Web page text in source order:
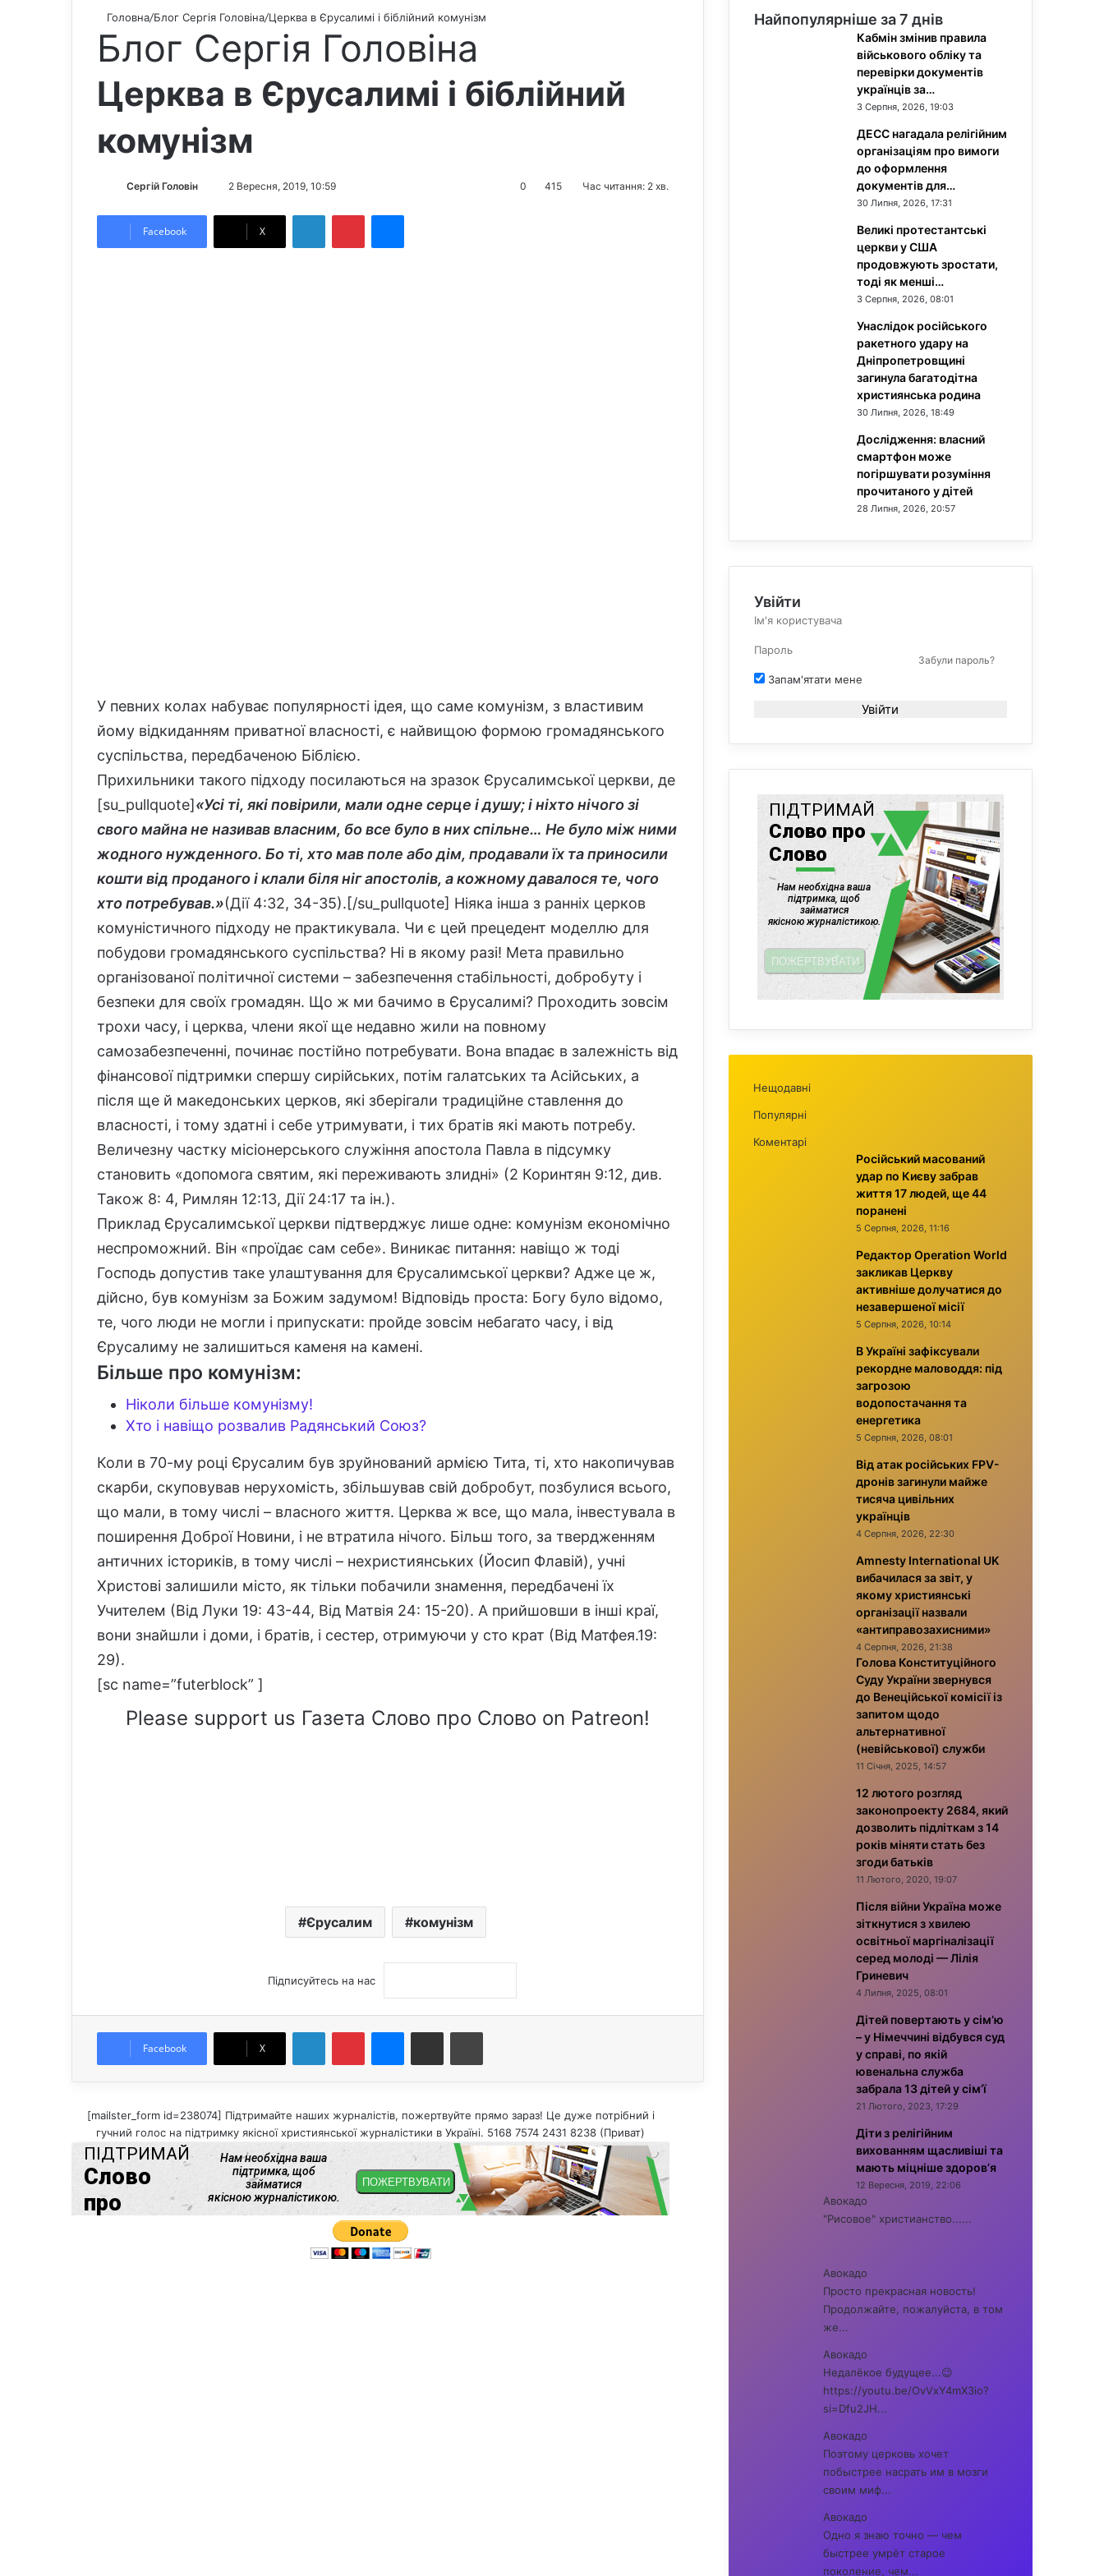
Головна/Блог Сергія Головіна/Церква в Єрусалимі і біблійний комунізм
Блог Сергія Головіна
Церква в Єрусалимі і біблійний
комунізм
Сергій Головін
d
2 Вересня, 2019, 10:59 0 415 Час читання: 2 хв.
Facebook X
У певних колах набуває популярності ідея, що саме комунізм, з властивим
йому відкиданням приватної власності, є найвищою формою громадянського
суспільства, передбаченою Біблією.
Прихильники такого підходу посилаються на зразок Єрусалимської церкви, де
[su_pullquote]«Усі ті, які повірили, мали одне серце і душу; і ніхто нічого зі
свого майна не називав власним, бо все було в них спільне… Не було між ними
жодного нужденного. Бо ті, хто мав поле або дім, продавали їх та приносили
кошти від проданого і клали біля ніг апостолів, а кожному давалося те, чого
хто потребував.»(Дії 4:32, 34-35).[/su_pullquote] Ніяка інша з ранніх церков
комуністичного підходу не практикувала. Чи є цей прецедент моделлю для
побудови громадянського суспільства? Ні в якому разі! Мета правильно
організованої політичної системи – забезпечення стабільності, добробуту і
безпеки для своїх громадян. Що ж ми бачимо в Єрусалимі? Проходить зовсім
трохи часу, і церква, члени якої ще недавно жили на повному
самозабезпеченні, починає постійно потребувати. Вона впадає в залежність від
фінансової підтримки спершу сирійських, потім галатських та Асійських, а
після ще й македонських церков, які зберігали традиційне ставлення до
власності, і тому здатні і себе утримувати, і тих братів які мають потребу.
Величезну частку місіонерського служіння апостола Павла в підсумку
становить «допомога святим, які переживають злидні» (2 Коринтян 9:12, див.
Також 8: 4, Римлян 12:13, Дії 24:17 та ін.).
Приклад Єрусалимської церкви підтверджує лише одне: комунізм економічно
неспроможний. Він «проїдає сам себе». Виникає питання: навіщо ж тоді
Господь допустив таке улаштування для Єрусалимської церкви? Адже це ж,
дійсно, був комунізм за Божим задумом! Відповідь проста: Богу було відомо,
те, чого люди не могли і припускати: пройде зовсім небагато часу, і від
Єрусалиму не залишиться каменя на камені.
Більше про комунізм:
Ніколи більше комунізму!
Хто і навіщо розвалив Радянський Союз?
Коли в 70-му році Єрусалим був зруйнований армією Тита, ті, хто накопичував
скарби, скуповував нерухомість, збільшував свій добробут, позбулися всього,
що мали, в тому числі – власного життя. Церква ж все, що мала, інвестувала в
поширення Доброї Новини, і не втратила нічого. Більш того, за твердженням
античних істориків, в тому числі – нехристиянських (Йосип Флавій), учні
Христові залишили місто, як тільки побачили знамення, передбачені їх
Учителем (Від Луки 19: 43-44, Від Матвія 24: 15-20). А прийшовши в інші краї,
вони знайшли і доми, і братів, і сестер, отримуючи у сто крат (Від Матфея.19:
29).
[sc name=”futerblock” ]
Please support us Газета Слово про Слово on Patreon!
Єрусалим комунізм
Підписуйтесь на нас
Facebook X
Поділитися електронною поштою
[mailster_form id=238074] Підтримайте наших журналістів, пожертвуйте прямо зараз! Це дуже потрібний і
гучний голос на підтримку якісної християнської журналістики в Україні. 5168 7574 2431 8238 (Приват)
Найпопулярніше за 7 днів
Кабмін змінив правила
військового обліку та
перевірки документів
українців за…
3 Серпня, 2026, 19:03
ДЕСС нагадала релігійним
організаціям про вимоги
до оформлення
документів для…
30 Липня, 2026, 17:31
Великі протестантські
церкви у США
продовжують зростати,
тоді як менші…
3 Серпня, 2026, 08:01
Унаслідок російського
ракетного удару на
Дніпропетровщині
загинула багатодітна
християнська родина
30 Липня, 2026, 18:49
Дослідження: власний
смартфон може
погіршувати розуміння
прочитаного у дітей
28 Липня, 2026, 20:57
Увійти
Забули пароль?
Запам'ятати мене
Увійти
Нещодавні
Популярні
Коментарі
Російський масований
удар по Києву забрав
життя 17 людей, ще 44
поранені
5 Серпня, 2026, 11:16
Редактор Operation World
закликав Церкву
активніше долучатися до
незавершеної місії
5 Серпня, 2026, 10:14
В Україні зафіксували
рекордне маловоддя: під
загрозою
водопостачання та
енергетика
5 Серпня, 2026, 08:01
Від атак російських FPV-
дронів загинули майже
тисяча цивільних
українців
4 Серпня, 2026, 22:30
Amnesty International UK
вибачилася за звіт, у
якому християнські
організації назвали
«антиправозахисними»
4 Серпня, 2026, 21:38
Голова Конституційного
Суду України звернувся
до Венеційської комісії із
запитом щодо
альтернативної
(невійськової) служби
11 Січня, 2025, 14:57
12 лютого розгляд
законопроекту 2684, який
дозволить підліткам з 14
років міняти стать без
згоди батьків
11 Лютого, 2020, 19:07
Після війни Україна може
зіткнутися з хвилею
освітньої маргіналізації
серед молоді — Лілія
Гриневич
4 Липня, 2025, 08:01
Дітей повертають у сім’ю
– у Німеччині відбувся суд
у справі, по якій
ювенальна служба
забрала 13 дітей у сім’ї
21 Лютого, 2023, 17:29
Діти з релігійним
вихованням щасливіші та
мають міцніше здоров’я
12 Вересня, 2019, 22:06
Авокадо
"Рисовое" христианство......
Авокадо
Просто прекрасная новость!
Продолжайте, пожалуйста, в том
же...
Авокадо
Недалёкое будущее...😉
https://youtu.be/OvVxY4mX3io?
si=Dfu2JH...
Авокадо
Поэтому церковь хочет
побыстрее насрать им в мозги
своим миф...
Авокадо
Одно я знаю точно — чем
быстрее умрёт старое
поколение, чем...